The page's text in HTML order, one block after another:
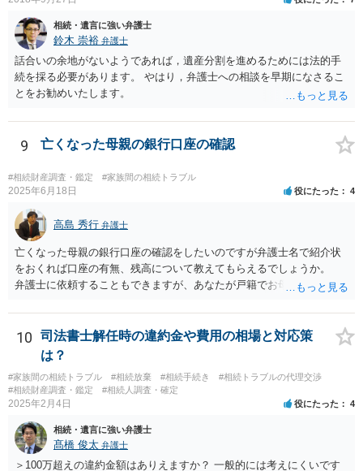
相続・遺言に強い弁護士
鈴木 崇裕 弁護士
話合いの余地がないようであれば，遺産分割を進めるためには法的手
続を採る必要があります。 やはり，弁護士への相談を早期になさるこ
とをお勧めいたします。
9 亡くなった母親の銀行口座の確認
#相続財産調査・鑑定 #家族間の相続トラブル
2025年6月18日 役にたった 4
高島 秀行 弁護士
亡くなった母親の銀行口座の確認をしたいのですが弁護士名で紹介状
をおくれば口座の有無、残高について教えてもらえるでしょうか。
弁護士に依頼することもできますが、あなたが戸籍でお母さんの相続
高は教えてくれると思います。 自分ではよくわからないということ
であれば、弁護士に相談し依頼されたら良いと思います。
10
司法書士解任時の違約金や費用の相場と対応策
は？
#家族間の相続トラブル #相続放棄 #相続手続き
#相続トラブルの代理交渉
#相続財産調査・鑑定
#相続人調査・確定
2025年2月4日 役にたった 4
相続・遺言に強い弁護士
髙橋 俊太 弁護士
＞100万超えの違約金額はありえますか？ 一般的には考えにくいです